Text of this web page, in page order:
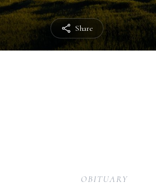
Share
OBITUARY